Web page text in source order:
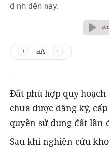
định đến nay.
aA
Đất phù hợp quy
chưa được đăng ký,
quyền sử dụng đất lần
Sau khi nghiên cứu